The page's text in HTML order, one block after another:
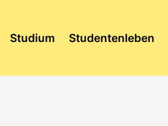
Studium Studentenleben